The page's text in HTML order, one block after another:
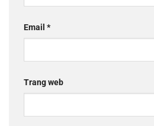
Email *
Trang web